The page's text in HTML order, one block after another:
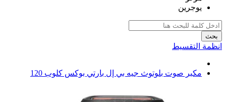
يوجرين
بحث
انظمة التقسيط
مكبر صوت بلوتوث جيه بي إل بارتي بوكس كلوب 120